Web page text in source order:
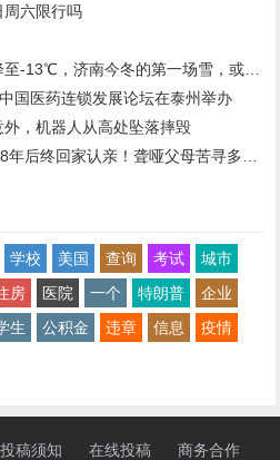
六限行吗
济南今冬的第一场雪，或跟去年同一时间！
国医药连锁发展论坛在泰州举办
外，机器人从高处坠落摔毁
亲！聋哑父母苦寻多年，母亲已抱憾离世丨红星寻人
学校 美国 查询 考试
城市
房 医院 一个 特朗普
企业
生 公积金 违章 信息
疫情
投稿须知 在线投稿 商务合作